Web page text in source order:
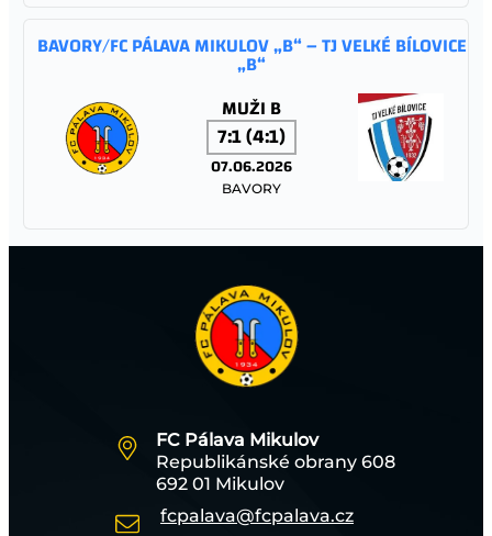
BAVORY/FC PÁLAVA MIKULOV „B“ – TJ VELKÉ BÍLOVICE
„B“
MUŽI B
7:1 (4:1)
07.06.2026
BAVORY
STARŠÍ ŽÁCI
13:0 (5:0)
06.06.2026
TĚŠANY
TJ SOKOL TĚŠANY – FC PÁLAVA MIKULOV
FC Pálava Mikulov
Republikánské obrany 608
692 01 Mikulov
fcpalava@fcpalava.cz